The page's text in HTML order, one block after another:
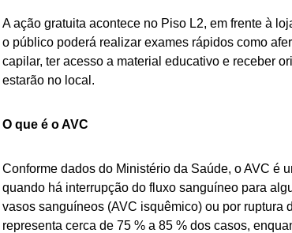
A ação gratuita acontece no Piso L2, em frente à
o público poderá realizar exames rápidos como
capilar, ter acesso a material educativo e receber
estarão no local.
O que é o AVC
Conforme dados do Ministério da Saúde, o AVC é
quando há interrupção do fluxo sanguíneo para
vasos sanguíneos (AVC isquêmico) ou por ruptura
representa cerca de 75 % a 85 % dos casos,